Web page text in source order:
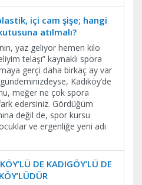
plastik, içi cam şişe; hangi
atılmalı?
yaz geliyor hemen kilo
telaşı” kaynaklı spora
gerçi daha birkaç ay var
Kadıköy’de
meğer ne çok spora
edersiniz. Gördüğüm
değil de, spor kursu
ve ergenliğe yeni adı
DE KADIGÖY’LÜ DE